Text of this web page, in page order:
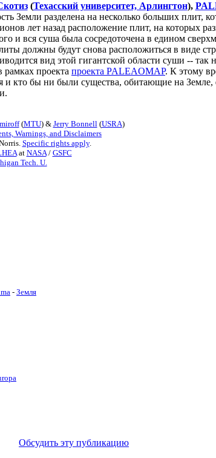
(Техасский университет, Арлингтон),
Земли разделена на несколько больших плит,
лет назад расположение плит, на которых
и вся суша была сосредоточена в едином
должны будут снова расположиться в виде
вид этой гигантской области суши -- так
проекта проекта PALEAOMAP. К этому
и кто бы ни были существа, обитающие на Земле,
(MTU) & Jerry Bonnell(USRA)
Warnings, and Disclaimers
Specific rights apply.
at NASA/ GSFC
Tech. U.
- Земля
Обсудить эту публикацию